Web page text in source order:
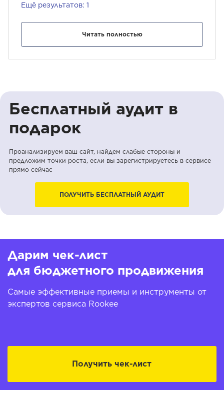
Ещё результатов: 1
Читать полностью
Бесплатный аудит в
подарок
Проанализируем ваш сайт, найдем слабые стороны и
предложим точки роста, если вы зарегистрируетесь в сервисе
прямо сейчас
ПОЛУЧИТЬ БЕСПЛАТНЫЙ АУДИТ
Дарим чек-лист
для бюджетного продвижения
Самые эффективные приемы и инструменты от
экспертов сервиса Rookee
Получить чек-лист